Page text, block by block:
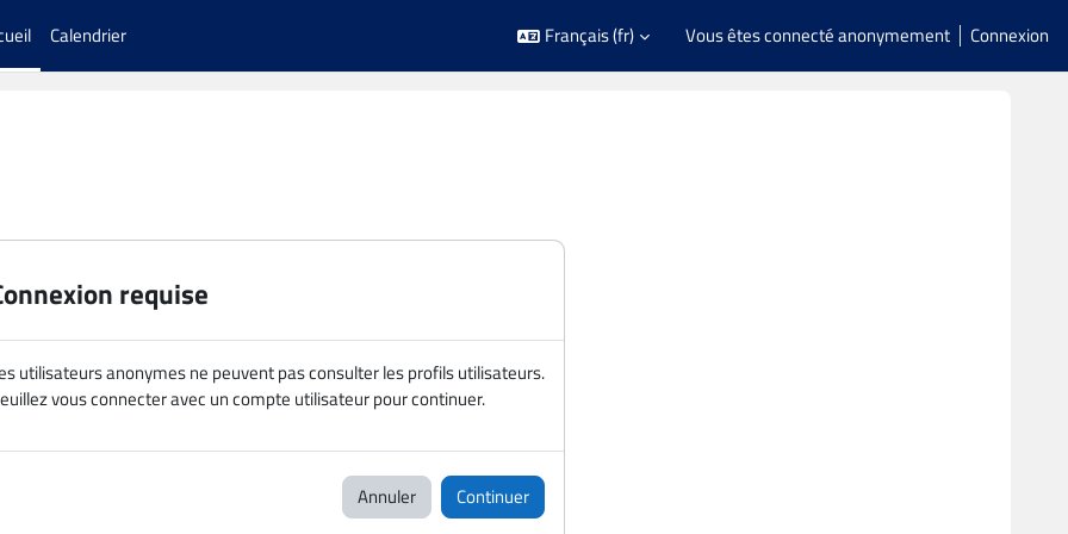
Calendrier Français ‎(fr)‎ Vous êtes connecté anonymement Connexion
requise
utilisateurs anonymes ne peuvent pas consulter les profils utilisateurs.
vous connecter avec un compte utilisateur pour continuer.
Annuler Continuer